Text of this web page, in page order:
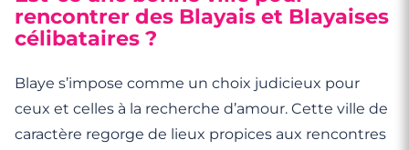
rencontrer des Blayais et Blayaises
célibataires ?
Blaye s’impose comme un choix judicieux pour
ceux et celles à la recherche d’amour. Cette ville de
caractère regorge de lieux propices aux rencontres